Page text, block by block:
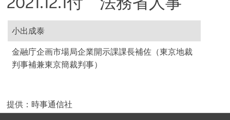
小出成泰
金融庁企画市場局企業開示課課長補佐（東京地裁
判事補兼東京簡裁判事）
提供：時事通信社